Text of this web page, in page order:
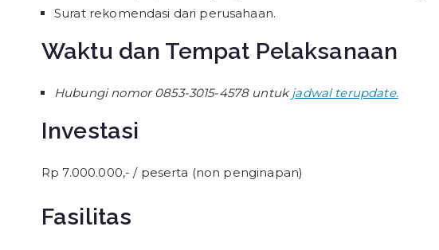
Surat rekomendasi dari perusahaan.
Waktu dan Tempat Pelaksanaan
Hubungi nomor 0853-3015-4578 untukjadwal terupdate.
Investasi
Rp 7.000.000,- / peserta (non penginapan)
Fasilitas